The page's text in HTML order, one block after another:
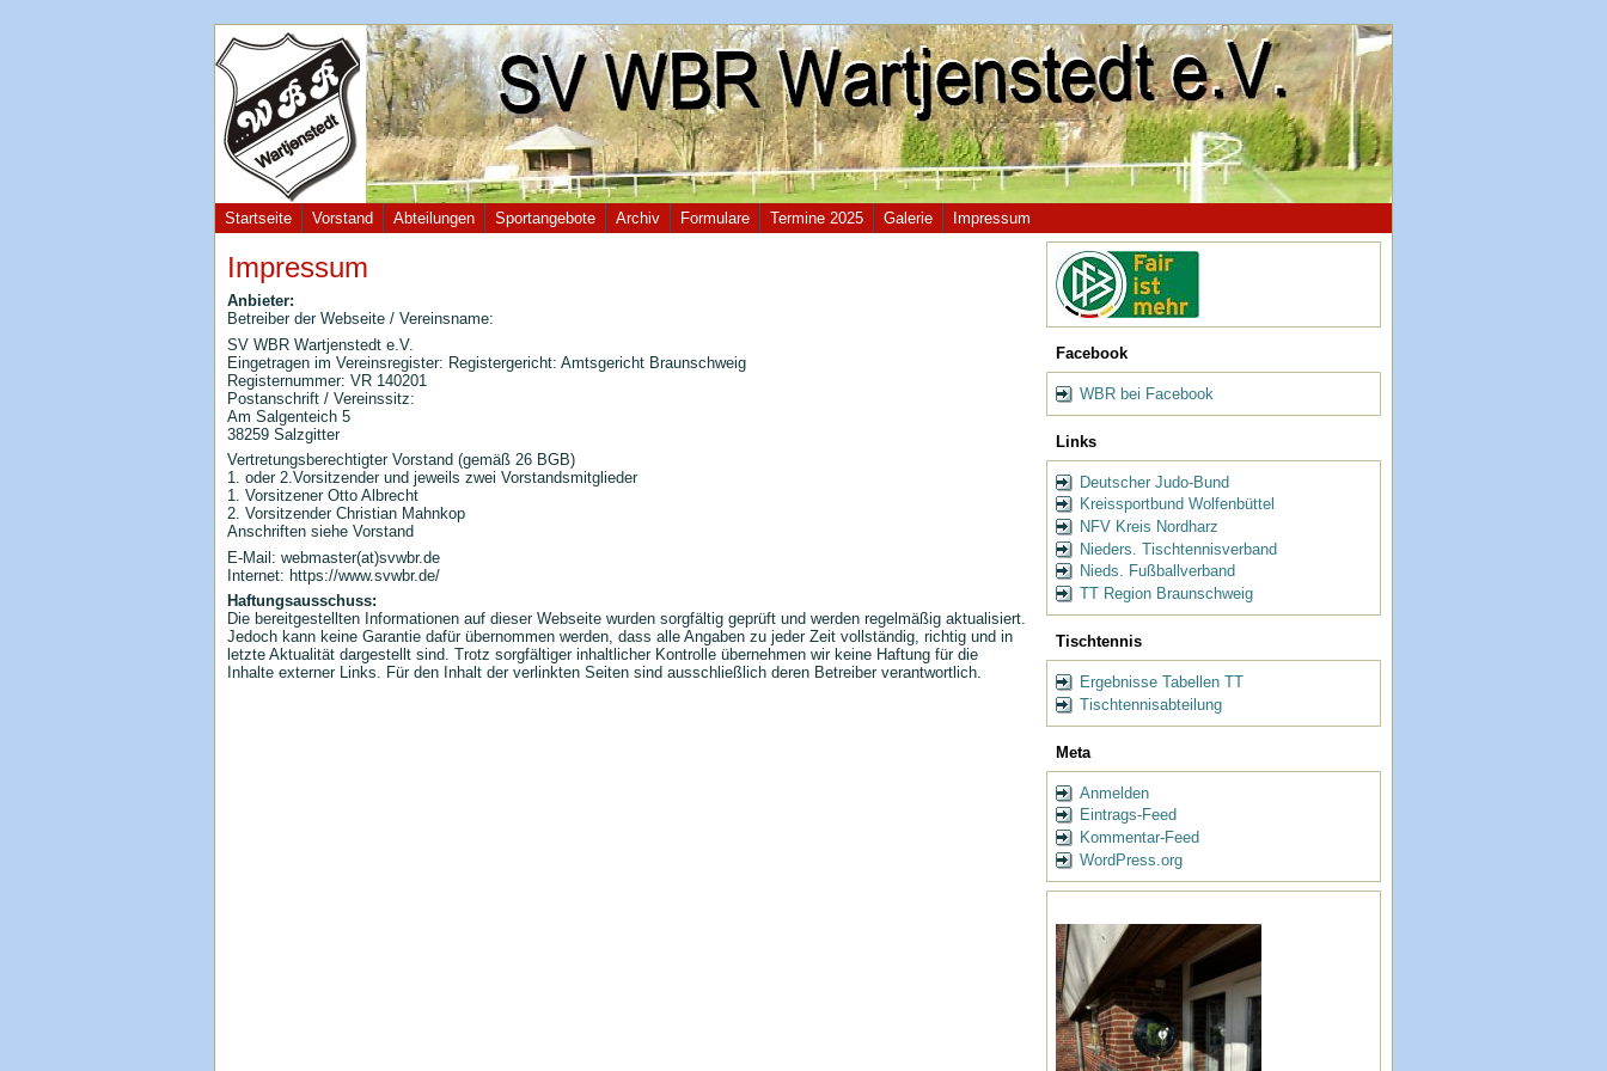
Startseite Vorstand Abteilungen Sportangebote Archiv Formulare Termine 2025 Galerie Impressum
Impressum
Anbieter:
Betreiber der Webseite / Vereinsname:
SV WBR Wartjenstedt e.V.
Eingetragen im Vereinsregister: Registergericht: Amtsgericht Braunschweig
Registernummer: VR 140201
Postanschrift / Vereinssitz:
Am Salgenteich 5
38259 Salzgitter
Vertretungsberechtigter Vorstand (gemäß 26 BGB)
1. oder 2.Vorsitzender und jeweils zwei Vorstandsmitglieder
1. Vorsitzener Otto Albrecht
2. Vorsitzender Christian Mahnkop
Anschriften siehe Vorstand
E-Mail: webmaster(at)svwbr.de
Internet: https://www.svwbr.de/
Haftungsausschuss:
Die bereitgestellten Informationen auf dieser Webseite wurden sorgfältig geprüft und werden regelmäßig aktualisiert.
Jedoch kann keine Garantie dafür übernommen werden, dass alle Angaben zu jeder Zeit vollständig, richtig und in
letzte Aktualität dargestellt sind. Trotz sorgfältiger inhaltlicher Kontrolle übernehmen wir keine Haftung für die
Inhalte externer Links. Für den Inhalt der verlinkten Seiten sind ausschließlich deren Betreiber verantwortlich.
Facebook
WBR bei Facebook
Links
Deutscher Judo-Bund
Kreissportbund Wolfenbüttel
NFV Kreis Nordharz
Nieders. Tischtennisverband
Nieds. Fußballverband
TT Region Braunschweig
Tischtennis
Ergebnisse Tabellen TT
Tischtennisabteilung
Meta
Anmelden
Eintrags-Feed
Kommentar-Feed
WordPress.org